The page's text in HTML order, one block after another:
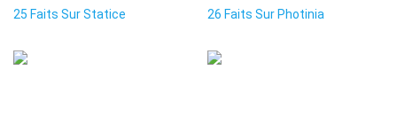
25 Faits Sur Statice 26 Faits Sur Photinia